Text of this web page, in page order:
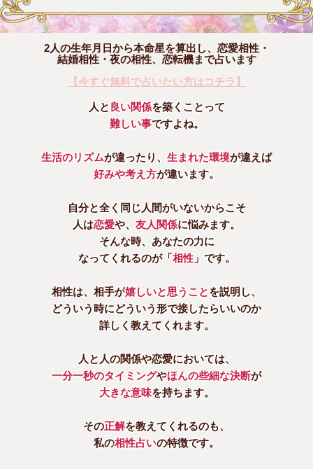
2人の生年月日から本命星を算出し、恋愛相性・
結婚相性・夜の相性、恋転機まで占います
【今すぐ無料で占いたい方はコチラ】
人と 良い関係を築くことって
難しい事ですよね。
生活のリズムが違ったり、 生まれた環境が違えば
好みや考え方が違います。
自分と全く同じ人間がいないからこそ
人は恋愛や、 友人関係に悩みます。
そんな時、あなたの力に
なってくれるのが「相性」です。
相性は、相手が嬉しいと思うことを説明し、
どういう時にどういう形で接したらいいのか
詳しく教えてくれます。
人と人の関係や恋愛においては、
一分一秒のタイミングやほんの些細な決断が
大きな意味を持ちます。
その正解を教えてくれるのも、
私の相性占いの特徴です。